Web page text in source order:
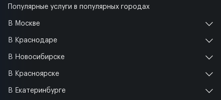
Популярные услуги в популярных городах
В Москве
В Краснодаре
В Новосибирске
В Красноярске
В Екатеринбурге